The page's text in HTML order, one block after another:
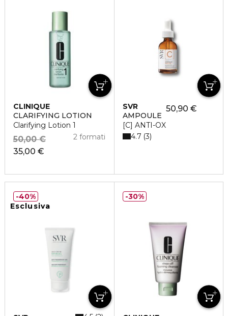
CLINIQUE
CLARIFYING LOTION
Clarifying Lotion 1
35,00 €
50,00 € 2 formati
SVR
AMPOULE
[C] ANTI-OX
50,90 €
4.7 3
Esclusiva
40% 30%